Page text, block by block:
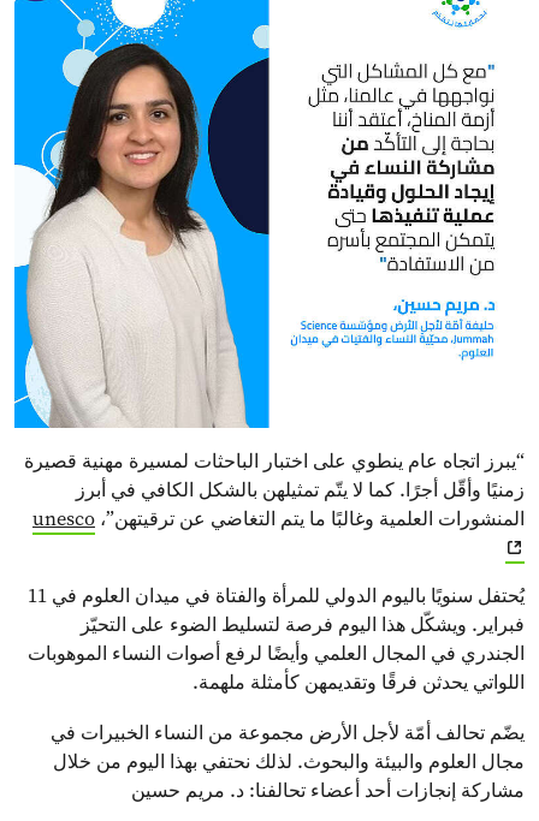
“يبرز اتجاه عام ينطوي على اختبار الباحثات لمسيرة مهنية قصيرة
زمنيًا وأقّل أجرًا. كما لا يتّم تمثيلهن بالشكل الكافي في أبرز
المنشورات العلمية وغالبًا ما يتم التغاضي عن ترقيتهن”، unesco
يُحتفل سنويًا باليوم الدولي للمرأة والفتاة في ميدان العلوم في 11
فبراير. ويشكّل هذا اليوم فرصة لتسليط الضوء على التحيّز
الجندري في المجال العلمي وأيضًا لرفع أصوات النساء الموهوبات
اللواتي يحدثن فرقًا وتقديمهن كأمثلة ملهمة.
يضّم تحالف أمّة لأجل الأرض مجموعة من النساء الخبيرات في
مجال العلوم والبيئة والبحوث. لذلك نحتفي بهذا اليوم من خلال
مشاركة إنجازات أحد أعضاء تحالفنا: د. مريم حسين